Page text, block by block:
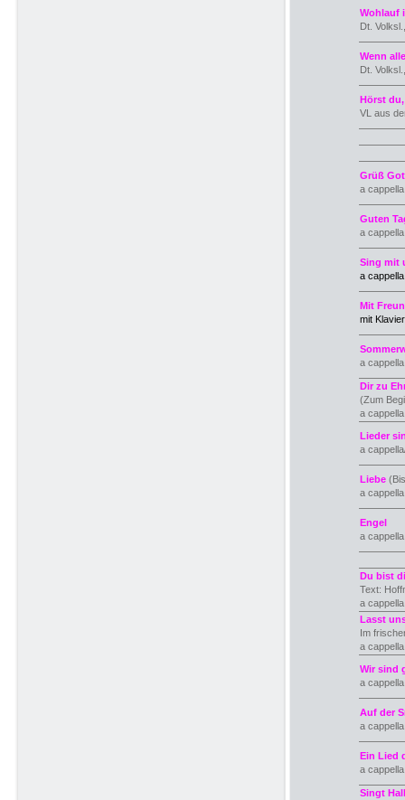
Wohlauf
Dt.
Wenn
Dt.
Hörst
VL aus
Grüß
a
Guten
a
Sing mit
a
Mit
mit
a
Dir zu
(Zum
a
Lieder
a
Liebe
a
Engel
a
Du bist
Text:
a
Lasst
Im
a cappella
Wir sind
a
Auf der
a
Ein Lied
a
Singt